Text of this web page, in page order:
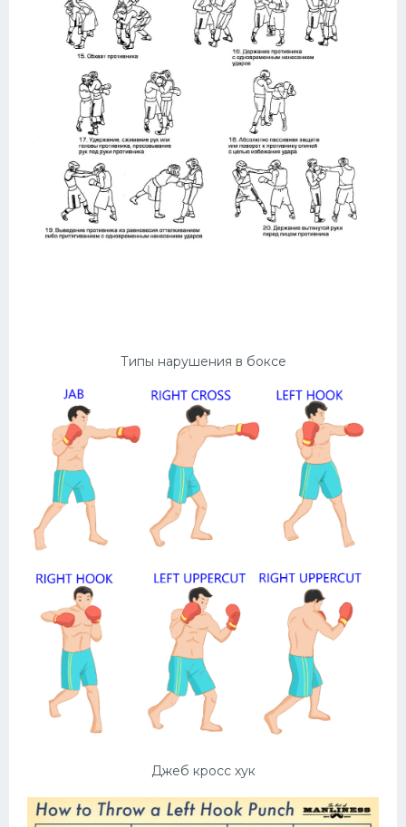
Типы нарушения в боксе
Джеб кросс хук